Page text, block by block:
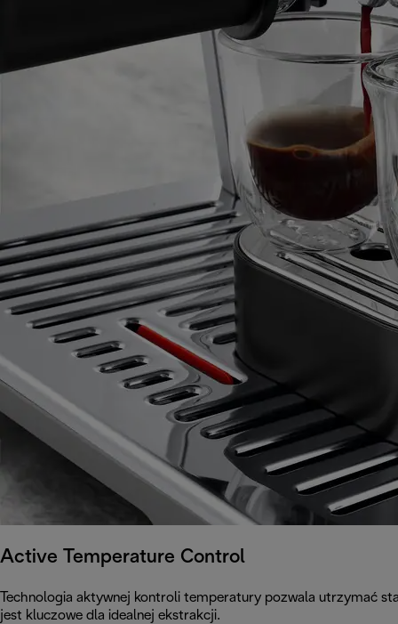
Active Temperature Control
Technologia aktywnej kontroli temperatury pozwala utrzymać
jest kluczowe dla idealnej ekstrakcji.